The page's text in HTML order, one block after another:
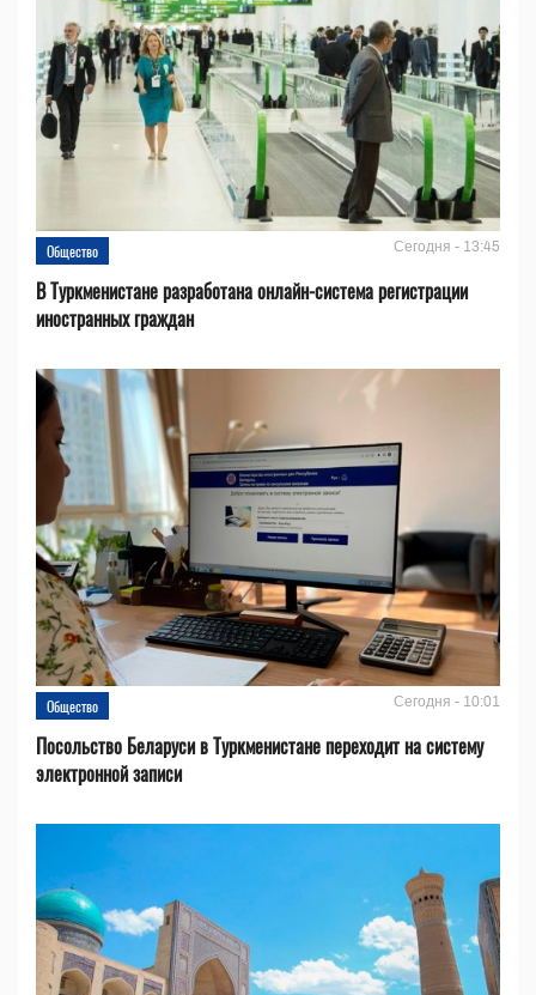
Общество Сегодня - 13:45
В Туркменистане разработана онлайн-система регистрации
иностранных граждан
Общество Сегодня - 10:01
Посольство Беларуси в Туркменистане переходит на систему
электронной записи